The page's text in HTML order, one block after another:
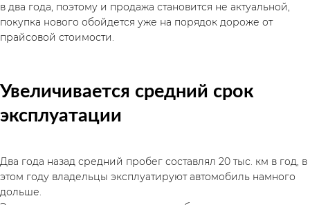
в два года, поэтому и продажа становится не актуальной,
покупка нового обойдется уже на порядок дороже от
прайсовой стоимости.
Увеличивается средний срок
эксплуатации
Два года назад средний пробег составлял 20 тыс. км в год, в
этом году владельцы эксплуатируют автомобиль намного
дольше.